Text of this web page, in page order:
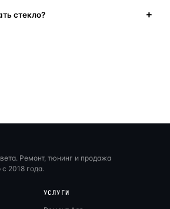
стекло?
Ремонт, тюнинг и продажа
2018 года.
УСЛУГИ